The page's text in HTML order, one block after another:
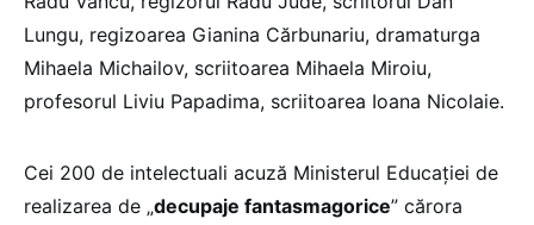
Lungu, regizoarea Gianina Cărbunariu, dramaturga
Mihaela Michailov, scriitoarea Mihaela Miroiu,
profesorul Liviu Papadima, scriitoarea Ioana Nicolaie.
Cei 200 de intelectuali acuză Ministerul Educației de
realizarea de „decupaje fantasmagorice” cărora